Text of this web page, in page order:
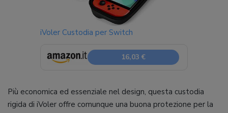
iVoler Custodia per Switch
16,03 €
Più economica ed essenziale nel design, questa custodia
rigida di iVoler offre comunque una buona protezione per la